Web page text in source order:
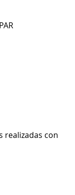
realizadas con